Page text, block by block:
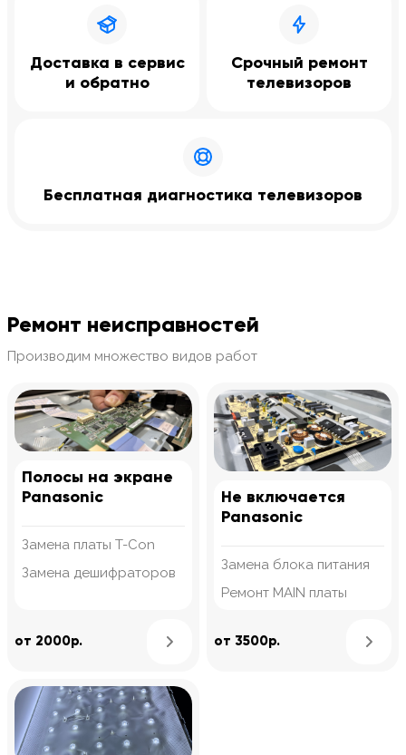
Доставка в сервис
и обратно
Срочный ремонт
телевизоров
Бесплатная диагностика телевизоров
Ремонт неисправностей
Производим множество видов работ
Полосы на экране
Panasonic
Замена платы T-Con
Замена дешифраторов
от 2000р. Узнать подробнее
Не включается
Panasonic
Замена блока питания
Ремонт MAIN платы
от 3500р.